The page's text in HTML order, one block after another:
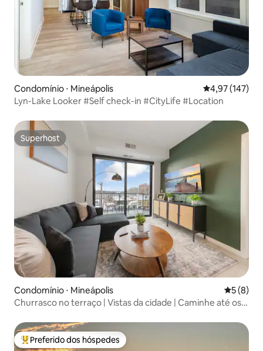
Condomínio ⋅ Mineápolis 4,97 de uma
4,97 (147)
Lyn-Lake Looker #Self check-in #CityLife #Location
Superhost
Superhost
Condomínio ⋅ Mineápolis 5 de
5 (8)
Churrasco no terraço | Vistas da cidade | Caminhe até os
Entre os melhores preferidos dos hóspedes
Preferido dos hóspedes